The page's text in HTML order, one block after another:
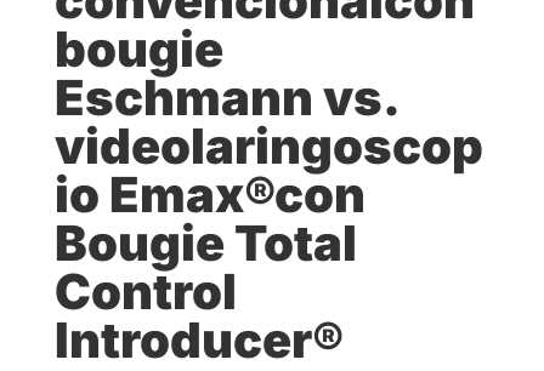
bougie
Eschmann vs.
videolaringoscop
io Emax®con
Bougie Total
Control
Introducer®